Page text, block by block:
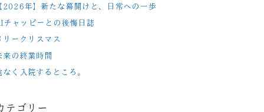
2026年】新たな幕開けと、日常への一歩
チャッピーとの後悔日誌
リークリスマス
来の終業時間
なく入院するところ。
テゴリー